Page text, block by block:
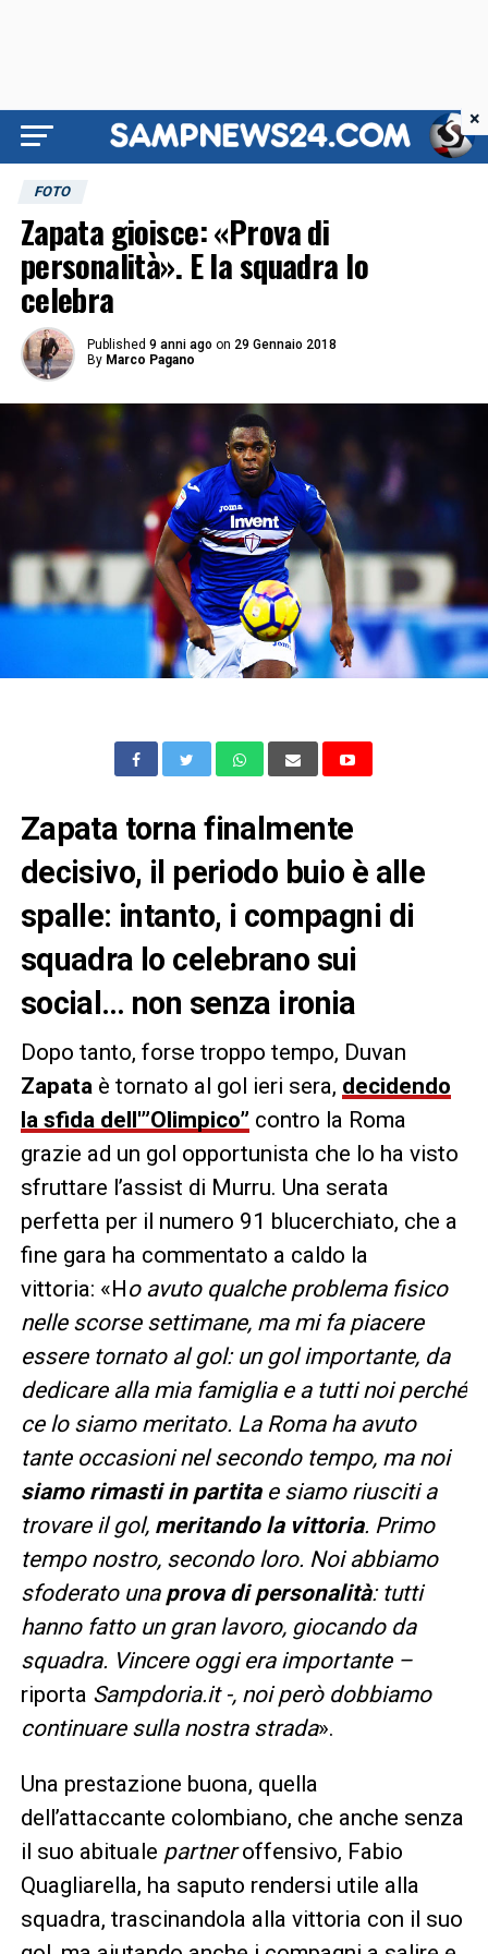
FOTO
Zapata gioisce: «Prova di
personalità». E la squadra lo
celebra
Published 9 anni ago on 29 Gennaio 2018
By Marco Pagano
Zapata torna finalmente
decisivo, il periodo buio è alle
spalle: intanto, i compagni di
squadra lo celebrano sui
social… non senza ironia
Dopo tanto, forse troppo tempo, Duvan
Zapata è tornato al gol ieri sera, decidendo
la sfida dell'”Olimpico” contro la Roma
grazie ad un gol opportunista che lo ha visto
sfruttare l’assist di Murru. Una serata
perfetta per il numero 91 blucerchiato, che a
fine gara ha commentato a caldo la
vittoria: «Ho avuto qualche problema fisico
nelle scorse settimane, ma mi fa piacere
essere tornato al gol: un gol importante, da
dedicare alla mia famiglia e a tutti noi perché
ce lo siamo meritato. La Roma ha avuto
tante occasioni nel secondo tempo, ma noi
siamo rimasti in partitae siamo riusciti a
trovare il gol,meritando la vittoria. Primo
tempo nostro, secondo loro. Noi abbiamo
sfoderato una prova di personalità: tutti
hanno fatto un gran lavoro, giocando da
squadra. Vincere oggi era importante –
riporta Sampdoria.it -, noi però dobbiamo
continuare sulla nostra strada».
Una prestazione buona, quella
dell’attaccante colombiano, che anche senza
il suo abituale partneroffensivo, Fabio
Quagliarella, ha saputo rendersi utile alla
squadra, trascinandola alla vittoria con il suo
×